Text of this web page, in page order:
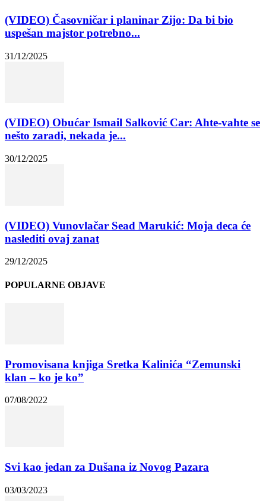
(VIDEO) Časovničar i planinar Zijo: Da bi bio
uspešan majstor potrebno...
31/12/2025
(VIDEO) Obućar Ismail Salković Car: Ahte-vahte se
nešto zaradi, nekada je...
30/12/2025
(VIDEO) Vunovlačar Sead Marukić: Moja deca će
naslediti ovaj zanat
29/12/2025
POPULARNE OBJAVE
Promovisana knjiga Sretka Kalinića “Zemunski
klan – ko je ko”
07/08/2022
Svi kao jedan za Dušana iz Novog Pazara
03/03/2023